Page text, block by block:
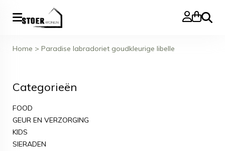
Zoeken
Home > Paradise labradoriet goudkleurige libelle
Categorieën
FOOD
GEUR EN VERZORGING
KIDS
SIERADEN